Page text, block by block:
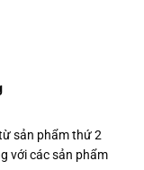
sản phẩm thứ 2
với các sản phẩm